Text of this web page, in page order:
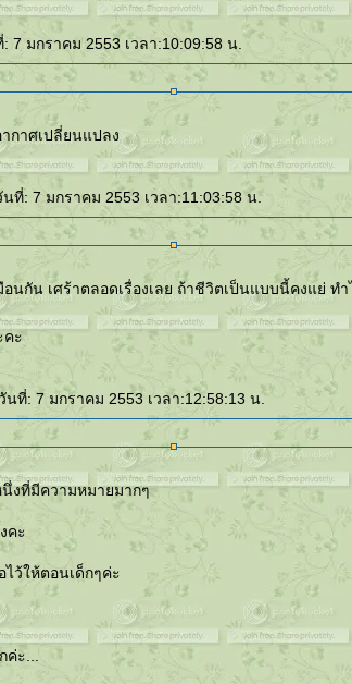
: 7 มกราคม 2553 เวลา:10:09:58 น.
กาศเปลี่ยนแปลง
นที่: 7 มกราคม 2553 เวลา:11:03:58 น.
บบนี้คงแย่ ทำได้
ะ
วันที่: 7 มกราคม 2553 เวลา:12:58:13 น.
นึ่งที่มีความหมายมากๆ
คะ
ากๆ อากงซื้อไว้ให้ตอนเด็กๆค่ะ
ะ...